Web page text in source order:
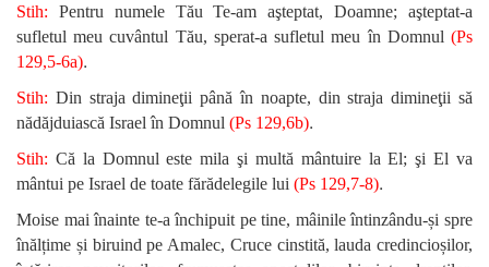
Stih: Pentru numele Tău Te-am aşteptat, Doamne; aşteptat-a
sufletul meu cuvântul Tău, sperat-a sufletul meu în Domnul (Ps
129,5-6a).
Stih: Din straja dimineţii până în noapte, din straja dimineţii să
nădăjduiască Israel în Domnul (Ps 129,6b).
Stih: Că la Domnul este mila şi multă mântuire la El; şi El va
mântui pe Israel de toate fărădelegile lui (Ps 129,7-8).
Moise mai înainte te-a închipuit pe tine, mâinile întinzându-și spre
înălțime și biruind pe Amalec, Cruce cinstită, lauda credincioșilor,